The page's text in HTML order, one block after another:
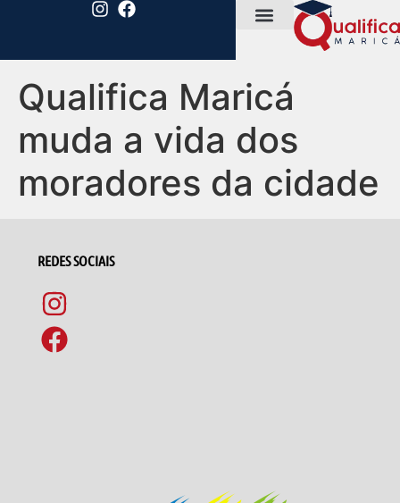
Qualifica Maricá
muda a vida dos
moradores da cidade
REDES SOCIAIS